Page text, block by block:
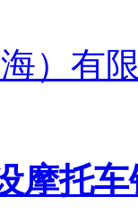
）有
摩托